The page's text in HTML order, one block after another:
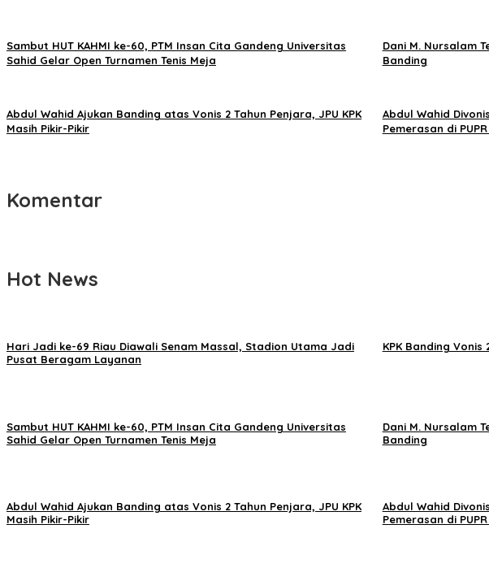
Sambut HUT KAHMI ke-60, PTM Insan Cita Gandeng Universitas
Sahid Gelar Open Turnamen Tenis Meja
Dani M. Nursalam
Banding
Abdul Wahid Ajukan Banding atas Vonis 2 Tahun Penjara, JPU KPK
Masih Pikir-Pikir
Abdul Wahid
Pemerasan di
Komentar
Hot News
Hari Jadi ke-69 Riau Diawali Senam Massal, Stadion Utama Jadi
Pusat Beragam Layanan
KPK Banding Vonis
Sambut HUT KAHMI ke-60, PTM Insan Cita Gandeng Universitas
Sahid Gelar Open Turnamen Tenis Meja
Dani M. Nursalam
Banding
Abdul Wahid Ajukan Banding atas Vonis 2 Tahun Penjara, JPU KPK
Masih Pikir-Pikir
Abdul Wahid
Pemerasan di